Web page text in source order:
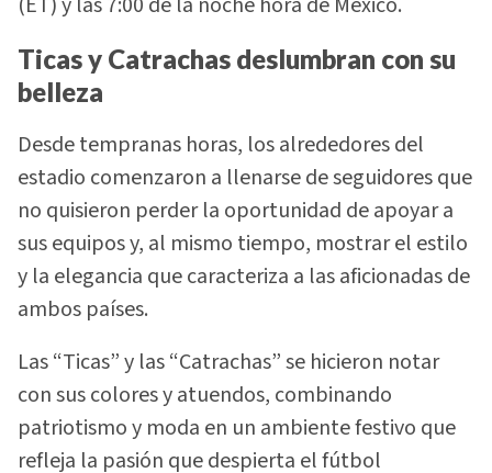
Ticas y Catrachas deslumbran con su
belleza
Desde tempranas horas, los alrededores del
estadio comenzaron a llenarse de seguidores que
no quisieron perder la oportunidad de apoyar a
sus equipos y, al mismo tiempo, mostrar el estilo
y la elegancia que caracteriza a las aficionadas de
ambos países.
Las “Ticas” y las “Catrachas” se hicieron notar
con sus colores y atuendos, combinando
patriotismo y moda en un ambiente festivo que
refleja la pasión que despierta el fútbol